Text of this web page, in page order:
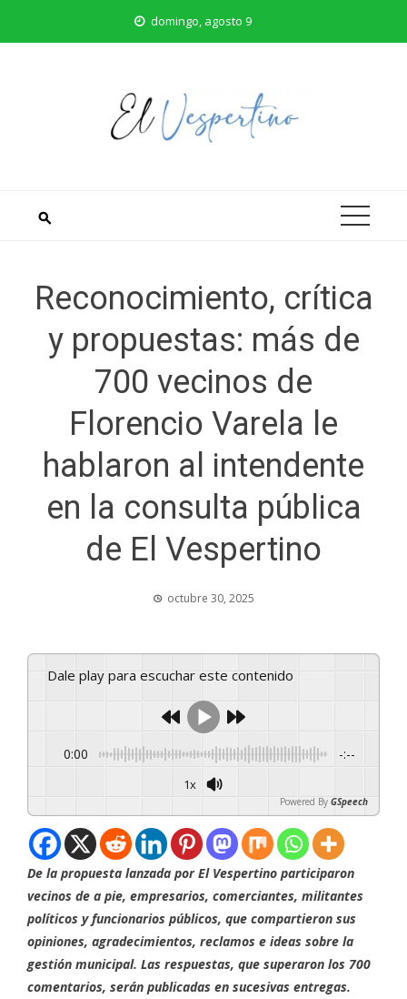
domingo, agosto 9
Reconocimiento, crítica
y propuestas: más de
700 vecinos de
Florencio Varela le
hablaron al intendente
en la consulta pública
de El Vespertino
octubre 30, 2025
Dale play para escuchar este contenido
0:00 -:--
1x
Powered By GSpeech
De la propuesta lanzada por El Vespertino participaron
vecinos de a pie, empresarios, comerciantes, militantes
políticos y funcionarios públicos, que compartieron sus
opiniones, agradecimientos, reclamos e ideas sobre la
gestión municipal. Las respuestas, que superaron los 700
comentarios, serán publicadas en sucesivas entregas.